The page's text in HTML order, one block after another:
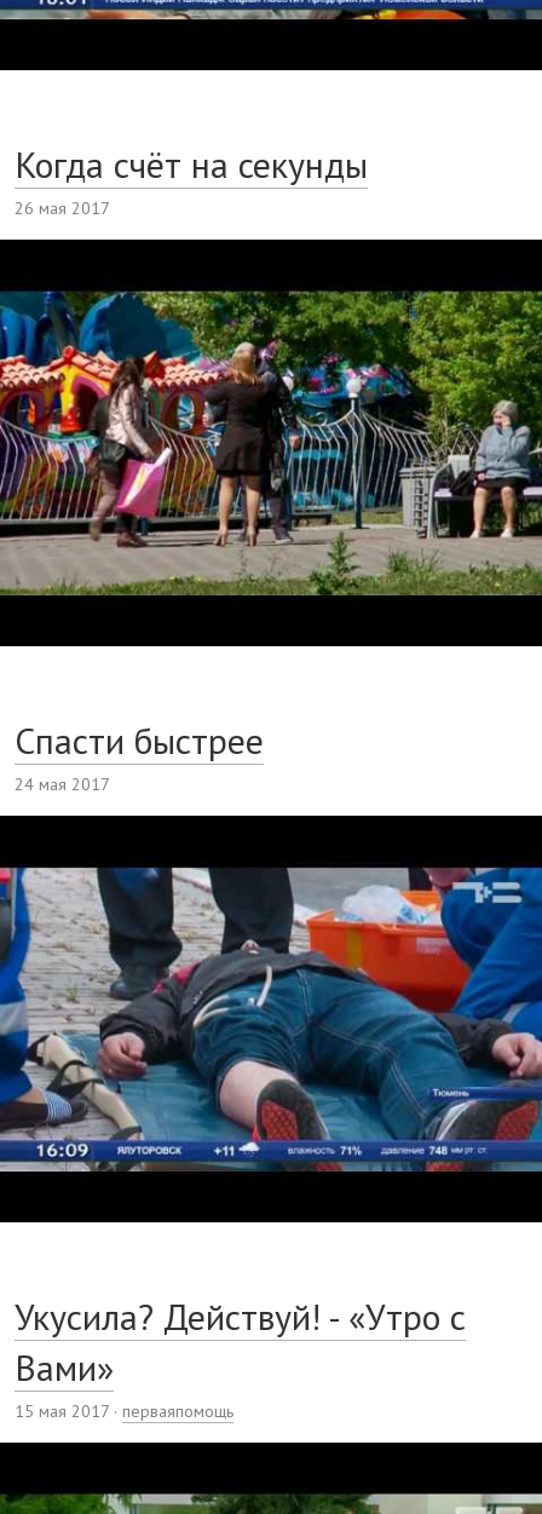
Когда счёт на секунды
26 мая 2017
Спасти быстрее
24 мая 2017
Укусила? Действуй! - «Утро с
Вами»
15 мая 2017 · перваяпомощь